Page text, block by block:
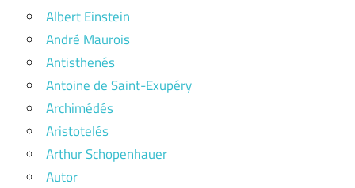
Albert Einstein
André Maurois
Antisthenés
Antoine de Saint-Exupéry
Archimédés
Aristotelés
Arthur Schopenhauer
Autor